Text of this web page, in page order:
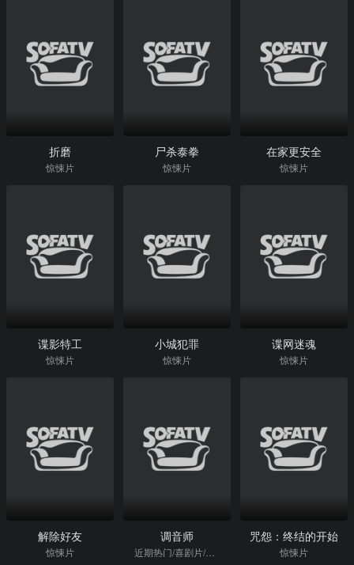
折磨
惊悚片
尸杀泰拳
惊悚片
在家更安全
惊悚片
谍影特工
惊悚片
小城犯罪
惊悚片
谍网迷魂
惊悚片
解除好友
惊悚片
调音师
近期热门/喜剧片/惊悚片
咒怨：终结的开始
惊悚片